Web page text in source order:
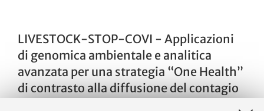
LIVESTOCK-STOP-COVI - Applicazioni
di genomica ambientale e analitica
avanzata per una strategia “One Health”
di contrasto alla diffusione del contagio